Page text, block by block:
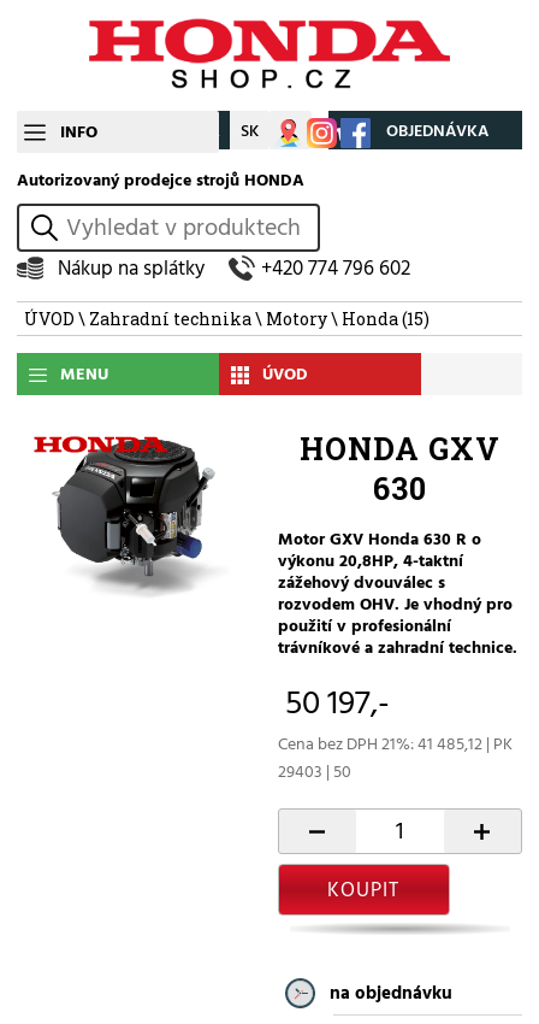
INFO CZ SK Můj účet OBJEDNÁVKA
Autorizovaný prodejce strojů HONDA
vyhledat
Nákup na splátky +420 774 796 602
ÚVOD \ Zahradní technika\ Motory\ Honda(15)
MENU ÚVOD
HONDA GXV
630
Motor GXV Honda 630 R o
výkonu 20,8HP, 4-taktní
zážehový dvouválec s
rozvodem OHV. Je vhodný pro
použití v profesionální
trávníkové a zahradní technice.
50 197,-
Cena bez DPH 21%: 41 485,12 | PK
29403 | 50
- +
KOUPIT
na objednávku